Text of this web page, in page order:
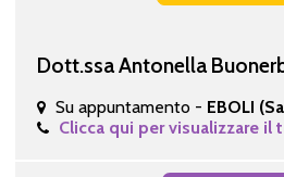
Dott.ssa Antonella
Su appuntamento - EBOLI
Clicca qui per visualizzare il